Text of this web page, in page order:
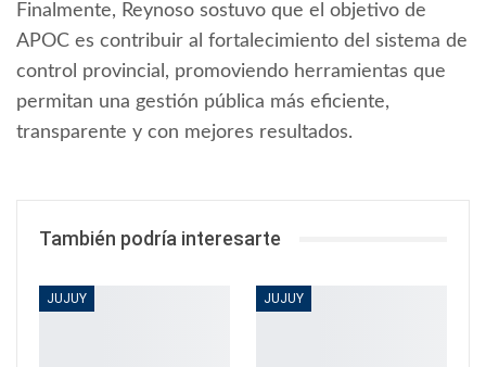
Finalmente, Reynoso sostuvo que el objetivo de
APOC es contribuir al fortalecimiento del sistema de
control provincial, promoviendo herramientas que
permitan una gestión pública más eficiente,
transparente y con mejores resultados.
También podría interesarte
JUJUY JUJUY